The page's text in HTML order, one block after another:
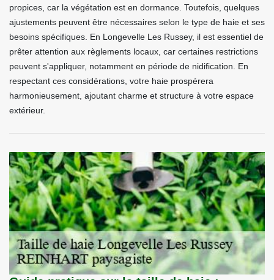
propices, car la végétation est en dormance. Toutefois, quelques
ajustements peuvent être nécessaires selon le type de haie et ses
besoins spécifiques. En Longevelle Les Russey, il est essentiel de
prêter attention aux règlements locaux, car certaines restrictions
peuvent s'appliquer, notamment en période de nidification. En
respectant ces considérations, votre haie prospérera
harmonieusement, ajoutant charme et structure à votre espace
extérieur.